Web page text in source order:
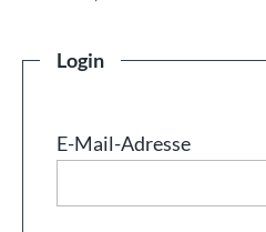
Login
E-Mail-Adresse